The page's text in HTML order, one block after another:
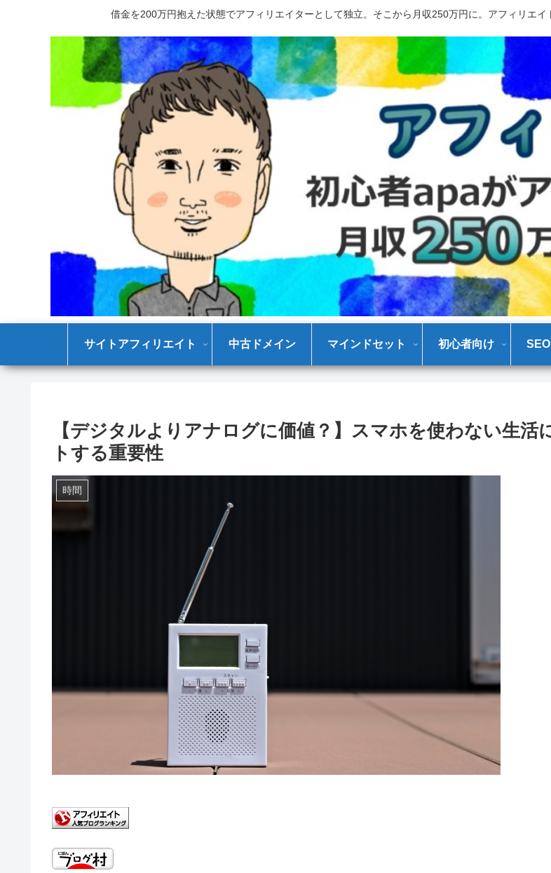
借金を200万円抱えた状態でアフィリエイターとして独立。そこから月収250万円に。アフィリエ
サイトアフィリエイト 中古ドメイン マインドセット 初心者向け SEO
【デジタルよりアナログに価値？】スマホを使わない生活
トする重要性
時間